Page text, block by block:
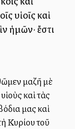
υἱοῖς καὶ
ἡμῶν· ἔστι
μαζῆ μὲ
καὶ τὰς
μας καὶ
Κυρίου τοῦ